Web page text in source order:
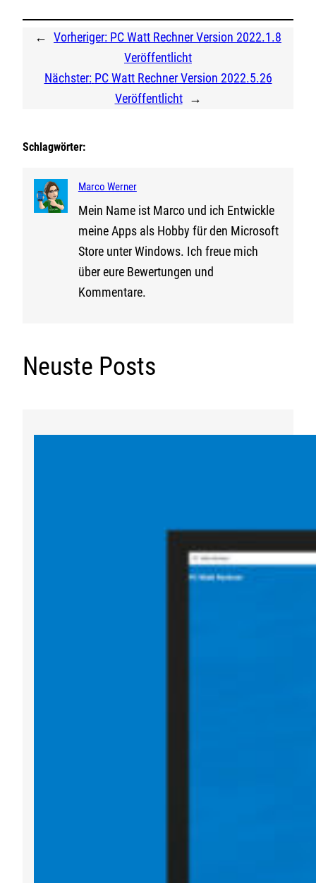
← Vorheriger: PC Watt Rechner Version 2022.1.8
Veröffentlicht
Nächster: PC Watt Rechner Version 2022.5.26
Veröffentlicht →
Schlagwörter:
Marco Werner
Mein Name ist Marco und ich Entwickle
meine Apps als Hobby für den Microsoft
Store unter Windows. Ich freue mich
über eure Bewertungen und
Kommentare.
Neuste Posts